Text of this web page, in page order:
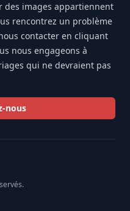
des images appartiennent
rencontrez un problème
contacter en cliquant
nous engageons à
qui ne devraient pas
nous